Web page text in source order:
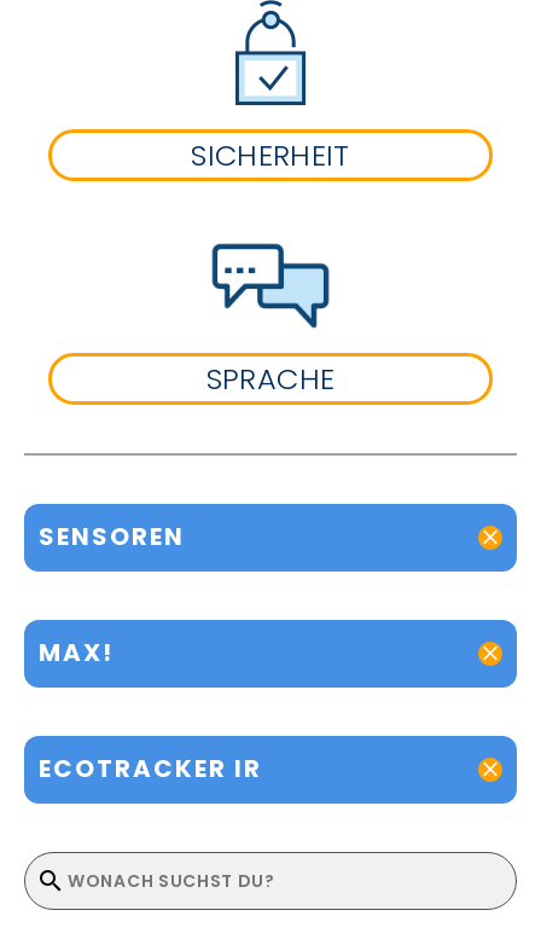
SICHERHEIT
SPRACHE
SENSOREN
MAX!
ECOTRACKER IR